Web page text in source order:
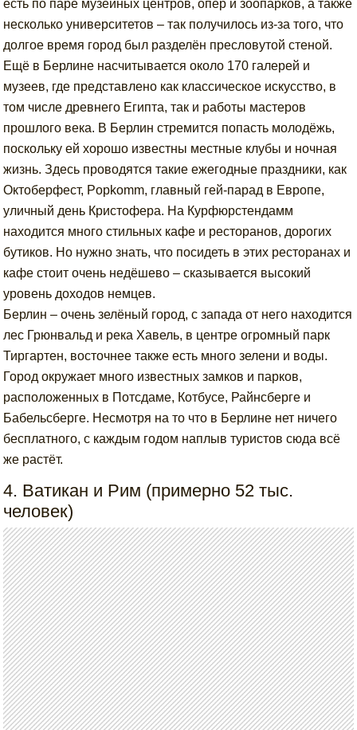
есть по паре музейных центров, опер и зоопарков, а также
несколько университетов – так получилось из-за того, что
долгое время город был разделён пресловутой стеной.
Ещё в Берлине насчитывается около 170 галерей и
музеев, где представлено как классическое искусство, в
том числе древнего Египта, так и работы мастеров
прошлого века. В Берлин стремится попасть молодёжь,
поскольку ей хорошо известны местные клубы и ночная
жизнь. Здесь проводятся такие ежегодные праздники, как
Октоберфест, Popkomm, главный гей-парад в Европе,
уличный день Кристофера. На Курфюрстендамм
находится много стильных кафе и ресторанов, дорогих
бутиков. Но нужно знать, что посидеть в этих ресторанах и
кафе стоит очень недёшево – сказывается высокий
уровень доходов немцев.
Берлин – очень зелёный город, с запада от него находится
лес Грюнвальд и река Хавель, в центре огромный парк
Тиргартен, восточнее также есть много зелени и воды.
Город окружает много известных замков и парков,
расположенных в Потсдаме, Котбусе, Райнсберге и
Бабельсберге. Несмотря на то что в Берлине нет ничего
бесплатного, с каждым годом наплыв туристов сюда всё
же растёт.
4. Ватикан и Рим (примерно 52 тыс.
человек)